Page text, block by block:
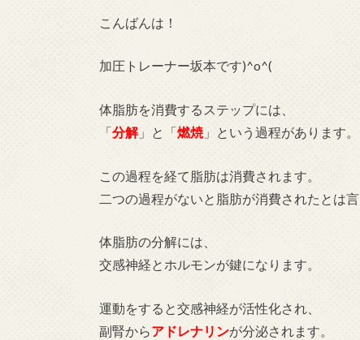
こんばんは！
加圧トレーナー坂本です)^o^(
体脂肪を消費するステップには、
「分解」と「燃焼 」という過程があります。
この過程を経て脂肪は消費されます。
二つの過程がないと脂肪が消費されたとは言
体脂肪の分解には、
交感神経とホルモンが鍵になります。
運動をすると交感神経が活性化され、
副腎からアドレナリンが分泌されます。